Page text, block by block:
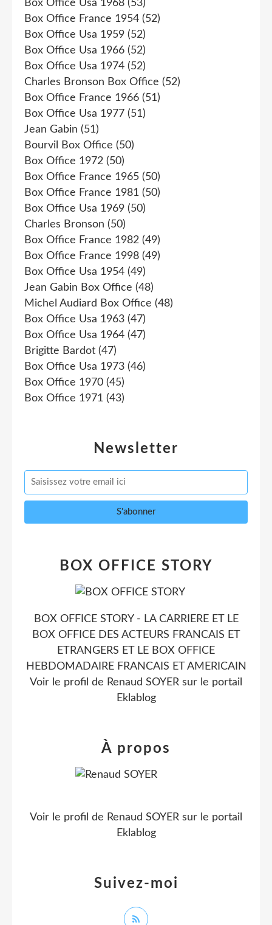
Newsletter
Box Office Usa 1968 (53)
Box Office France 1954 (52)
Box Office Usa 1959 (52)
Box Office Usa 1966 (52)
Box Office Usa 1974 (52)
Charles Bronson Box Office (52)
Box Office France 1966 (51)
Box Office Usa 1977 (51)
Jean Gabin (51)
Bourvil Box Office (50)
Box Office 1972 (50)
Box Office France 1965 (50)
Box Office France 1981 (50)
Box Office Usa 1969 (50)
Charles Bronson (50)
Box Office France 1982 (49)
Box Office France 1998 (49)
Box Office Usa 1954 (49)
Jean Gabin Box Office (48)
Michel Audiard Box Office (48)
Box Office Usa 1963 (47)
Box Office Usa 1964 (47)
Brigitte Bardot (47)
Box Office Usa 1973 (46)
Box Office 1970 (45)
Box Office 1971 (43)
BOX OFFICE STORY
BOX OFFICE STORY - LA CARRIERE ET LE
BOX OFFICE DES ACTEURS FRANCAIS ET
ETRANGERS ET LE BOX OFFICE
HEBDOMADAIRE FRANCAIS ET AMERICAIN
Voir le profil de Renaud SOYER sur le portail
Eklablog
Suivez-moi
À propos
Voir le profil de Renaud SOYER sur le portail
Eklablog